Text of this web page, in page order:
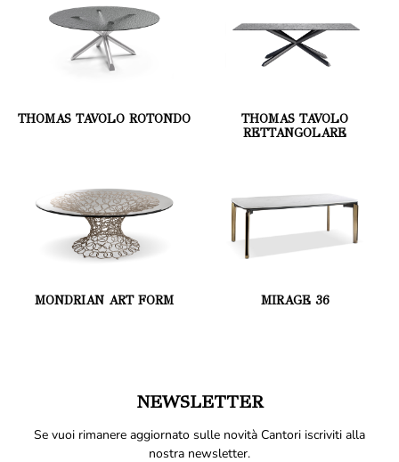
THOMAS TAVOLO ROTONDO
THOMAS TAVOLO
RETTANGOLARE
MONDRIAN ART FORM MIRAGE 36
NEWSLETTER
Se vuoi rimanere aggiornato sulle novità Cantori iscriviti alla
nostra newsletter.